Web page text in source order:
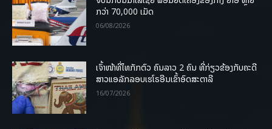
ກວ່າ 70,000 ເມັດ
06/08/2026
ເຈົ້າໜ້າທີ່ໄທກັກຕົວ ຄົນລາວ 2 ຄົນ ທີ່ກ່ຽວຂ້ອງກັບຄະດີ
ສາວແອລັກລອບເຮໂຣອີນເຂົ້າອົດສະຕາລີ
16/07/2026